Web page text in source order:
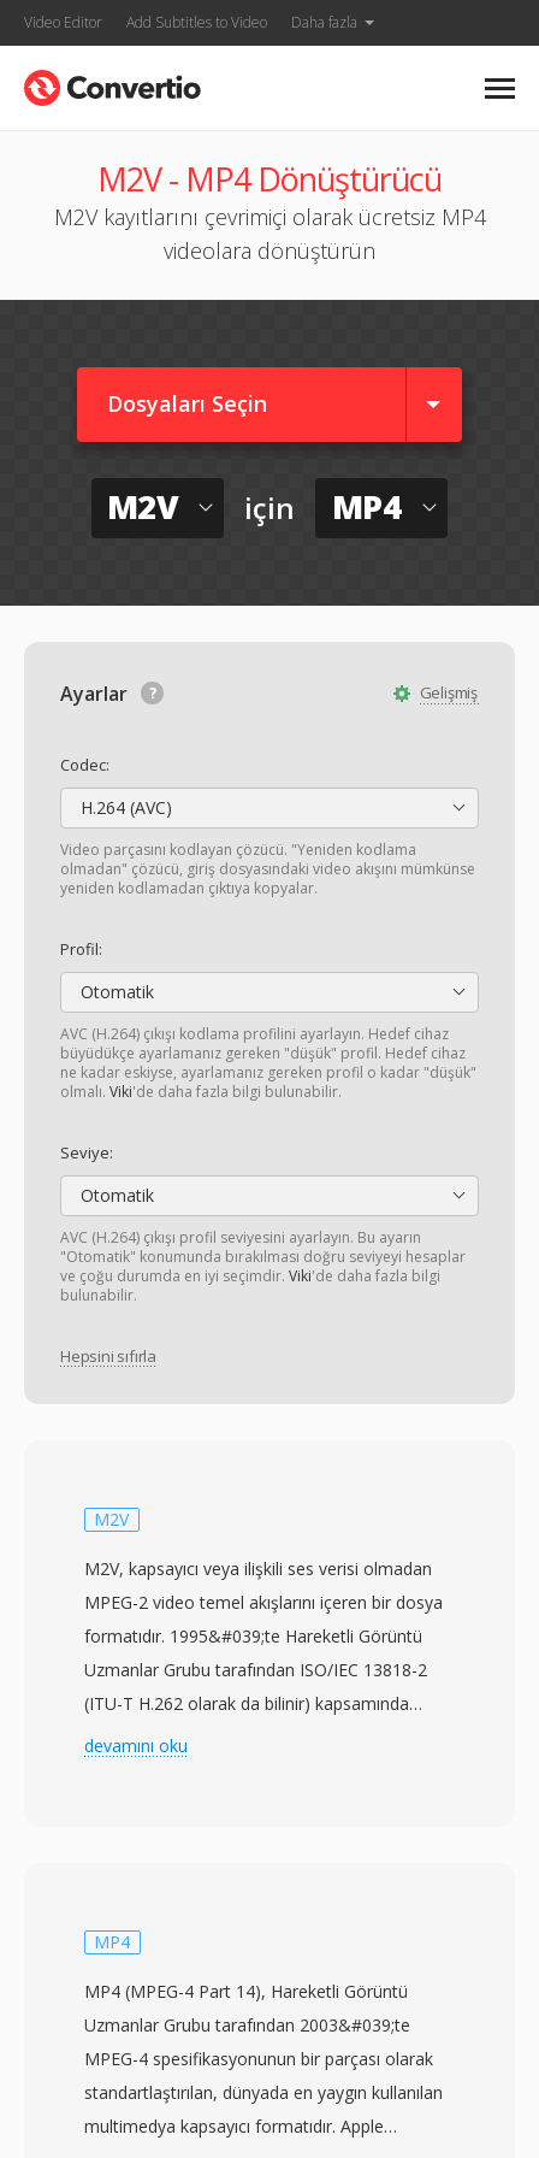
Video Editor Add Subtitles to Video Daha fazla
M2V - MP4 Dönüştürücü
M2V kayıtlarını çevrimiçi olarak ücretsiz MP4
videolara dönüştürün
Dosyaları Seçin
M2V için MP4
Gelişmiş
Ayarlar
Codec:
H.264 (AVC)
Video parçasını kodlayan çözücü. "Yeniden kodlama
olmadan" çözücü, giriş dosyasındaki video akışını mümkünse
yeniden kodlamadan çıktıya kopyalar.
Profil:
Otomatik
AVC (H.264) çıkışı kodlama profilini ayarlayın. Hedef cihaz
büyüdükçe ayarlamanız gereken "düşük" profil. Hedef cihaz
ne kadar eskiyse, ayarlamanız gereken profil o kadar "düşük"
olmalı. Viki'de daha fazla bilgi bulunabilir.
Seviye:
Otomatik
AVC (H.264) çıkışı profil seviyesini ayarlayın. Bu ayarın
"Otomatik" konumunda bırakılması doğru seviyeyi hesaplar
ve çoğu durumda en iyi seçimdir. Viki'de daha fazla bilgi
bulunabilir.
Hepsini sıfırla
M2V
M2V, kapsayıcı veya ilişkili ses verisi olmadan
MPEG-2 video temel akışlarını içeren bir dosya
formatıdır. 1995&#039;te Hareketli Görüntü
Uzmanlar Grubu tarafından ISO/IEC 13818-2
(ITU-T H.262 olarak da bilinir) kapsamında
standartlaştırılan M2V, sıkıştırılmış videoyu bir
yazarlık iş akışlarında kullanışlı kılar; burada
birleştirilmeden önce ayrı ayrı hazırlanır ve
kodlanır. M2V akışları, standart çözünürlükten
1920x1080 HD&#039;ye kadar çözünürlüklerde
hem taramalı hem de aşamalı tarama modlarını
destekler ve bit hızları tüketici içeriği için
devamını oku
MP4
MP4 (MPEG-4 Part 14), Hareketli Görüntü
Uzmanlar Grubu tarafından 2003&#039;te
MPEG-4 spesifikasyonunun bir parçası olarak
standartlaştırılan, dünyada en yaygın kullanılan
multimedya kapsayıcı formatıdır. Apple